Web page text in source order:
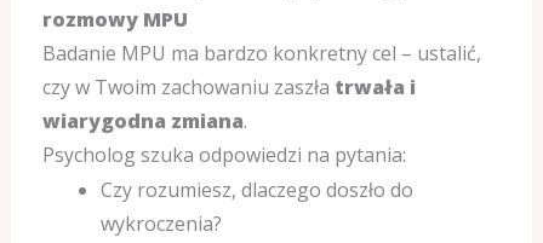
rozmowy MPU
Badanie MPU ma bardzo konkretny cel – ustalić,
czy w Twoim zachowaniu zaszła trwała i
wiarygodna zmiana.
Psycholog szuka odpowiedzi na pytania:
Czy rozumiesz, dlaczego doszło do
wykroczenia?